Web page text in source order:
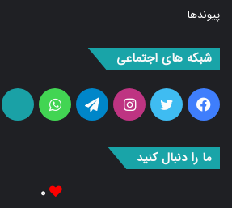
پیوندها
شبکه های اجتماعی
فیس
توییتر اینستاگرامتلگرام واتس
ما را دنبال کنید
۰